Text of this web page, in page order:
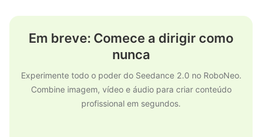
Em breve: Comece a dirigir como
nunca
Experimente todo o poder do Seedance 2.0 no RoboNeo.
Combine imagem, vídeo e áudio para criar conteúdo
profissional em segundos.